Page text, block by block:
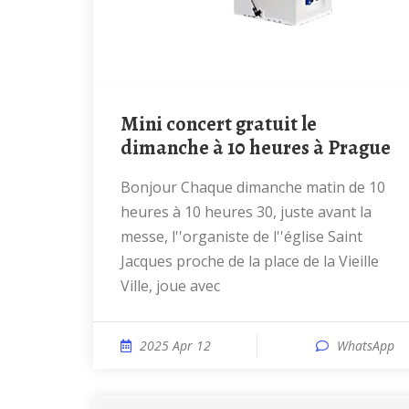
Mini concert gratuit le
dimanche à 10 heures à Prague
Bonjour Chaque dimanche matin de 10
heures à 10 heures 30, juste avant la
messe, l''organiste de l''église Saint
Jacques proche de la place de la Vieille
Ville, joue avec
2025 Apr 12 WhatsApp